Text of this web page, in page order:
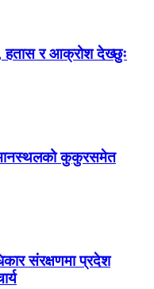
हतास र आक्रोश देख्छुः
कुकुरसमेत
संरक्षणमा प्रदेश